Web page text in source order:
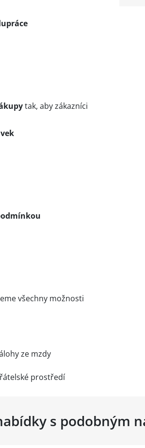
tak, aby zákazníci
všechny možnosti
ze mzdy
prostředí
s podobným